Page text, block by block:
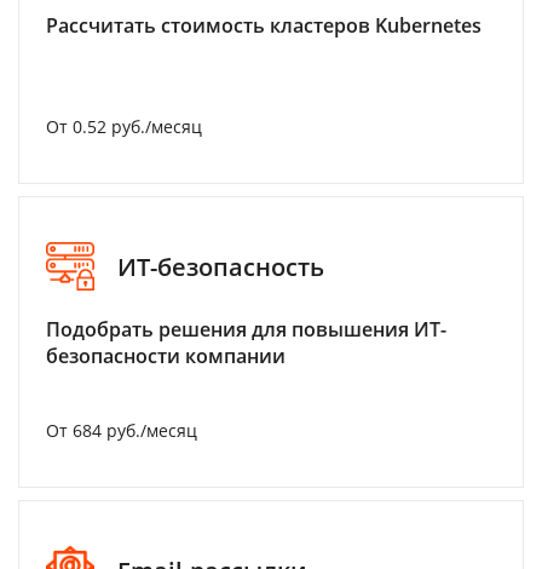
Рассчитать стоимость кластеров Kubernetes
От 0.52 руб./месяц
ИТ-безопасность
Подобрать решения для повышения ИТ-
безопасности компании
От 684 руб./месяц